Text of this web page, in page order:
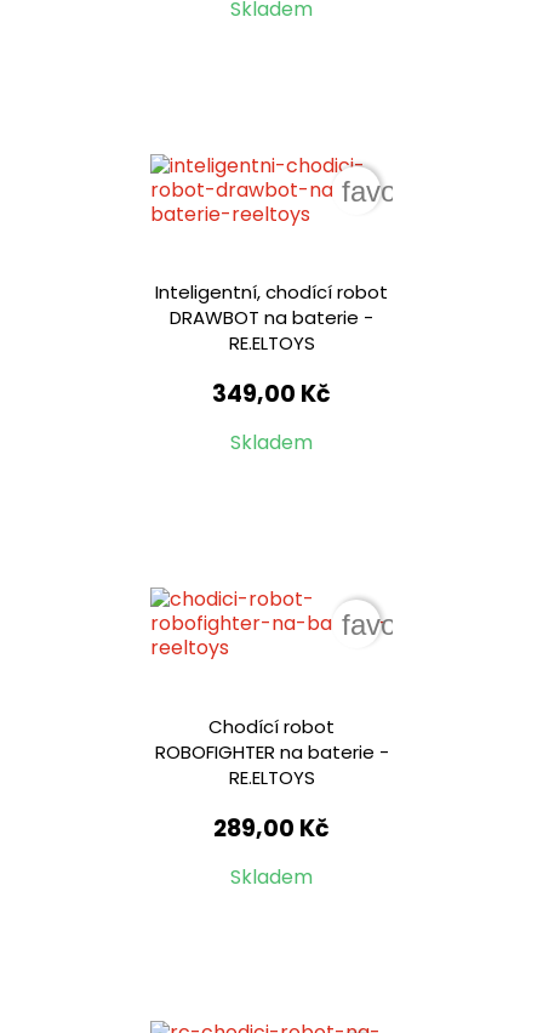
Skladem
Inteligentní, chodící robot
DRAWBOT na baterie -
RE.ELTOYS
349,00 Kč
Skladem
favorite_border
Chodící robot
ROBOFIGHTER na baterie -
RE.ELTOYS
289,00 Kč
Skladem
favorite_border